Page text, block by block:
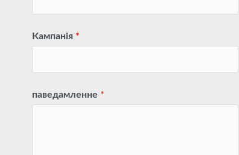
Кампанія *
паведамленне *